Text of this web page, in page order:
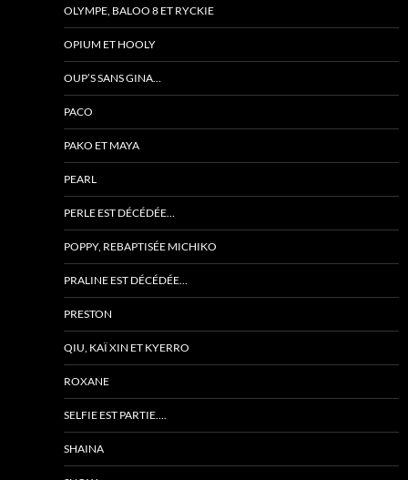
OLYMPE, BALOO 8 ET RYCKIE
OPIUM ET HOOLY
OUP’S SANS GINA…
PACO
PAKO ET MAYA
PEARL
PERLE EST DÉCÉDÉE…
POPPY, REBAPTISÉE MICHIKO
PRALINE EST DÉCÉDÉE…
PRESTON
QIU, KAÏ XIN ET KYERRO
ROXANE
SELFIE EST PARTIE….
SHAINA